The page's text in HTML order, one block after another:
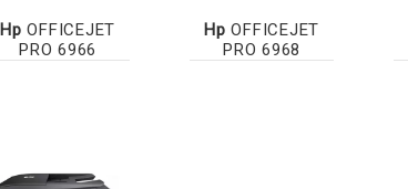
Hp OFFICEJET
PRO 6966
Hp OFFICEJET
PRO 6968